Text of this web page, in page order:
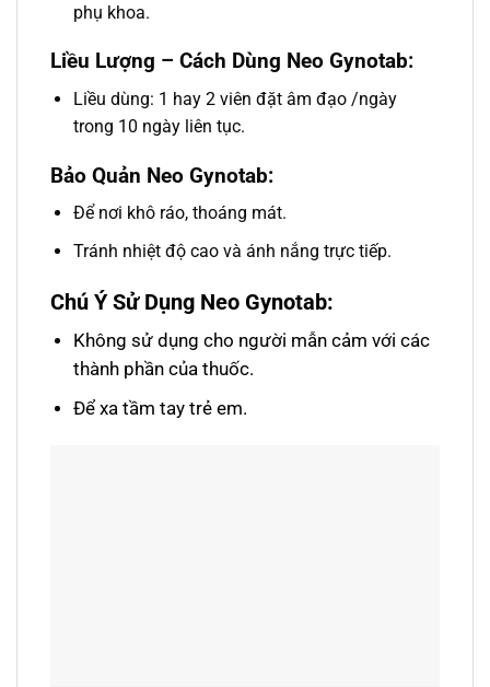
phụ khoa.
Liều Lượng – Cách Dùng Neo Gynotab:
Liều dùng: 1 hay 2 viên đặt âm đạo /ngày
trong 10 ngày liên tục.
Bảo Quản Neo Gynotab:
Để nơi khô ráo, thoáng mát.
Tránh nhiệt độ cao và ánh nắng trực tiếp.
Chú Ý Sử Dụng Neo Gynotab:
Không sử dụng cho người mẫn cảm với các
thành phần của thuốc.
Để xa tầm tay trẻ em.